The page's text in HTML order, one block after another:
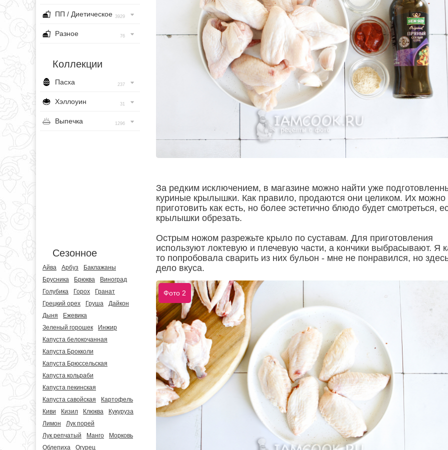
ПП / Диетическое 3929
Разное 76
Коллекции
Пасха 237
Хэллоуин 31
Выпечка 1296
Сезонное
Айва Арбуз
Баклажаны
Брусника
Брюква
Виноград
Голубика
Горох
Гранат
Грецкий орех
Груша
Дайкон
Дыня
Ежевика
Зеленый горошек
Инжир
Капуста белокочанная
Капуста Брокколи
Капуста Брюссельская
Капуста кольраби
Капуста пекинская
Капуста савойская
Картофель
Киви
Кизил Клюква
Кукуруза
Лимон
Лук порей
Лук репчатый
Манго
Морковь
Облепиха
Огурец
За редким исключением, в магазине можно найти уже
куриные крылышки. Как правило, продаются они целиком. Их можно
приготовить как есть, но более эстетично блюдо будет смотреться,
крылышки обрезать.
Острым ножом разрежьте крыло по суставам. Для приготовления
используют локтевую и плечевую части, а кончики выбрасывают. Я
то попробовала сварить из них бульон - мне не понравился, но
дело вкуса.
Фото 2